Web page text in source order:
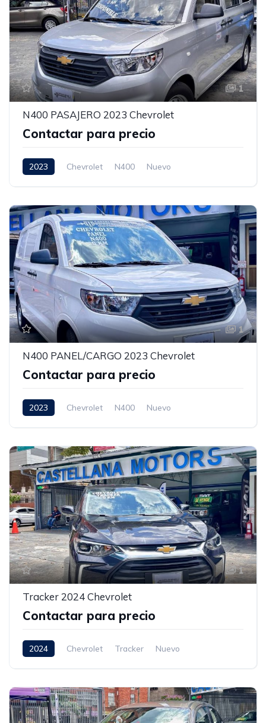
1
N400 PASAJERO 2023 Chevrolet
Contactar para precio
2023 Chevrolet N400 Nuevo
1
N400 PANEL/CARGO 2023 Chevrolet
Contactar para precio
2023 Chevrolet N400 Nuevo
1
Tracker 2024 Chevrolet
Contactar para precio
2024 Chevrolet Tracker Nuevo